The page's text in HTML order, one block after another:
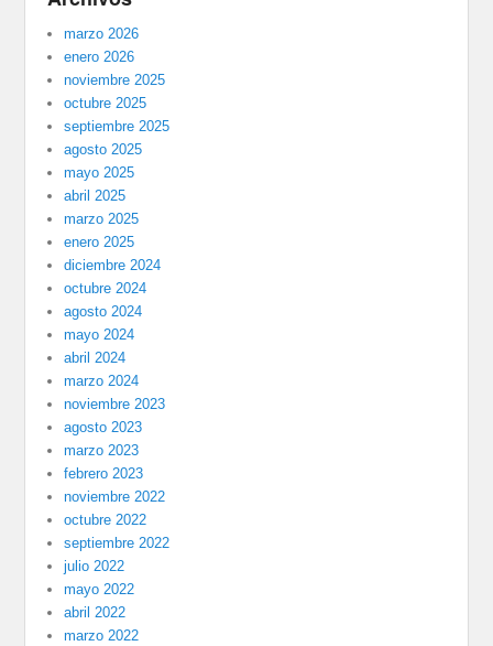
marzo 2026
enero 2026
noviembre 2025
octubre 2025
septiembre 2025
agosto 2025
mayo 2025
abril 2025
marzo 2025
enero 2025
diciembre 2024
octubre 2024
agosto 2024
mayo 2024
abril 2024
marzo 2024
noviembre 2023
agosto 2023
marzo 2023
febrero 2023
noviembre 2022
octubre 2022
septiembre 2022
julio 2022
mayo 2022
abril 2022
marzo 2022